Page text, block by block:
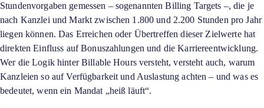
Stundenvorgaben gemessen – sogenannten Billing Targets –, die je
nach Kanzlei und Markt zwischen 1.800 und 2.200 Stunden pro Jahr
liegen können. Das Erreichen oder Übertreffen dieser Zielwerte hat
direkten Einfluss auf Bonuszahlungen und die Karriereentwicklung.
Wer die Logik hinter Billable Hours versteht, versteht auch, warum
Kanzleien so auf Verfügbarkeit und Auslastung achten – und was es
bedeutet, wenn ein Mandat „heiß läuft“.